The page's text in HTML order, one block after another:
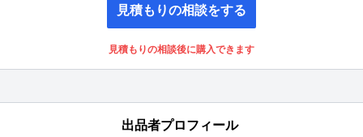
見積もりの相談をする
見積もりの相談後に購入できます
出品者プロフィール